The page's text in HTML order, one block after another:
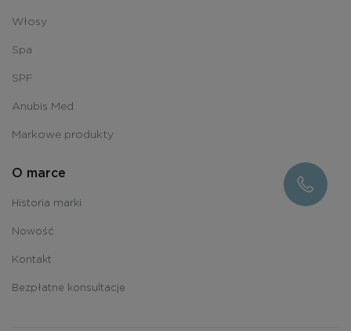
Włosy
Spa
SPF
Anubis Med
Markowe produkty
O marce
Historia marki
Nowość
Kontakt
Bezpłatne konsultacje